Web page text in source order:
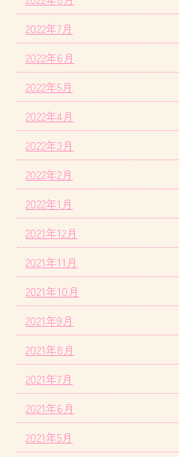
2022年7月
2022年6月
2022年5月
2022年4月
2022年3月
2022年2月
2022年1月
2021年12月
2021年11月
2021年10月
2021年9月
2021年8月
2021年7月
2021年6月
2021年5月